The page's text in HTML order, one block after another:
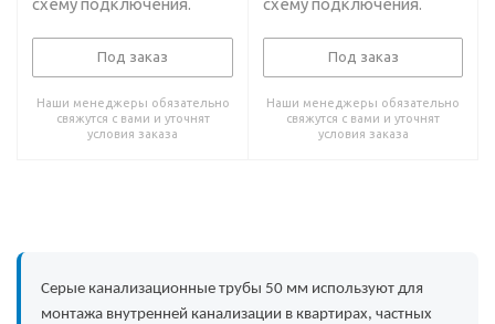
схему подключения.
Под заказ
Наши менеджеры обязательно
свяжутся с вами и уточнят
условия заказа
схему подключения.
Под заказ
Наши менеджеры обязательно
свяжутся с вами и уточнят
условия заказа
Серые канализационные трубы 50 мм используют для
монтажа внутренней канализации в квартирах, частных